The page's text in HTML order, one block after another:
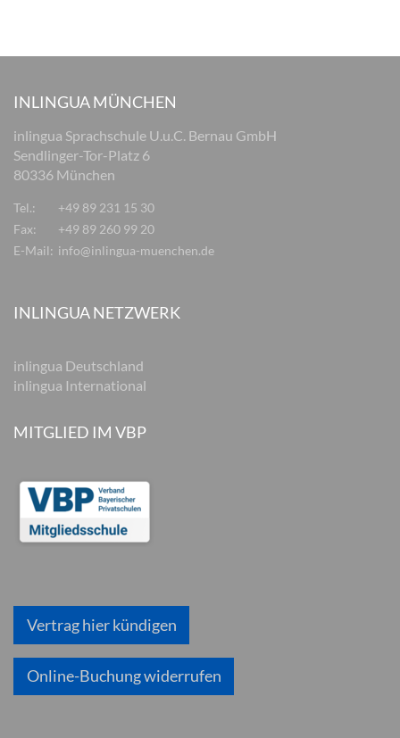
INLINGUA MÜNCHEN
inlingua Sprachschule U.u.C. Bernau GmbH
Sendlinger-Tor-Platz 6
80336 München
Tel.:
+49 89 231 15 30
Fax:
+49 89 260 99 20
E-Mail: info@inlingua-muenchen.de
INLINGUA NETZWERK
inlingua Deutschland
inlingua International
MITGLIED IM VBP
Vertrag hier kündigen
Online-Buchung widerrufen